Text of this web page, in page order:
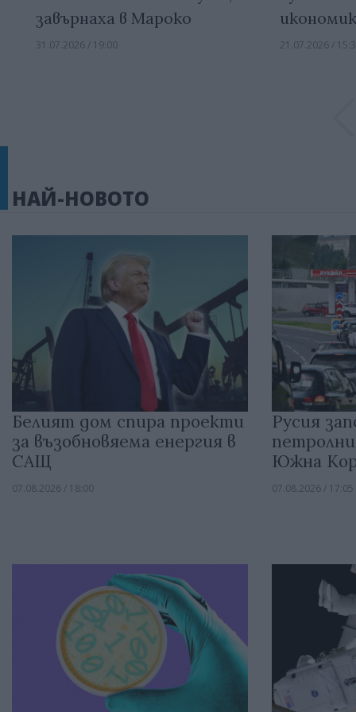
завърнаха в Мароко
31.07.2026 / 19:00 21.07.2026 /
НАЙ-НОВОТО
Белият дом спира проекти
за възобновяема енергия в
САЩ
07.08.2026 / 18:00
Русия
Южна
07.08.2026 / 17:05